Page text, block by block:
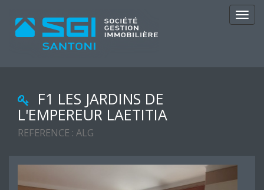
F1 LES JARDINS DE
L'EMPEREUR LAETITIA
REFERENCE : ALG